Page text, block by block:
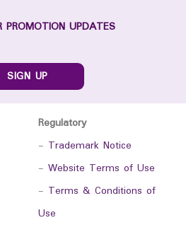
PROMOTION UPDATES
SIGN UP
Regulatory
- Trademark Notice
- Website Terms of Use
- Terms & Conditions of
Use